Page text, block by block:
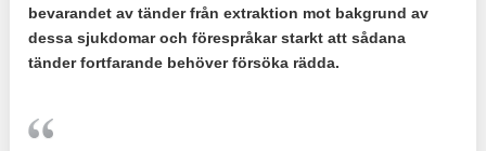
bevarandet av tänder från extraktion mot bakgrund av
dessa sjukdomar och förespråkar starkt att sådana
tänder fortfarande behöver försöka rädda.